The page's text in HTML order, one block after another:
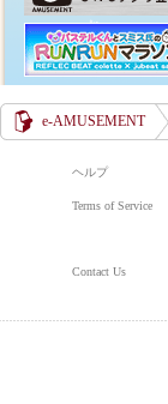
e-AMUSEMENT
ヘルプ
Terms of Service
Contact Us